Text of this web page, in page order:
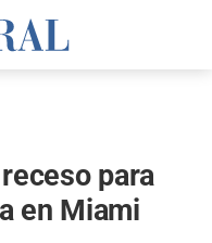
para
en Miami